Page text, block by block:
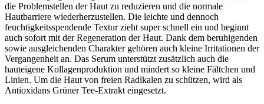
die Problemstellen der Haut zu reduzieren und die normale
Hautbarriere wiederherzustellen. Die leichte und dennoch
feuchtigkeitsspendende Textur zieht super schnell ein und beginnt
auch sofort mit der Regeneration der Haut. Dank dem beruhigenden
sowie ausgleichenden Charakter gehören auch kleine Irritationen der
Vergangenheit an. Das Serum unterstützt zusätzlich auch die
hauteigene Kollagenproduktion und mindert so kleine Fältchen und
Linien. Um die Haut von freien Radikalen zu schützen, wird als
Antioxidans Grüner Tee-Extrakt eingesetzt.